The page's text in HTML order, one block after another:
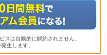
は自動的に解約されません。
生します。